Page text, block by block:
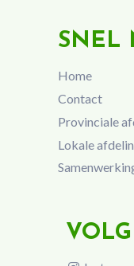
SNEL
Home
Contact
Provinciale
Lokale